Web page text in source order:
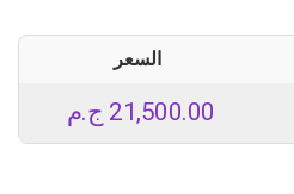
السعر
ج.م 21,500.00